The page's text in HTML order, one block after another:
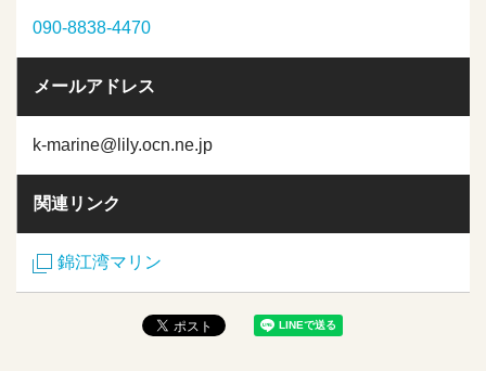
090-8838-4470
メールアドレス
k-marine@lily.ocn.ne.jp
関連リンク
錦江湾マリン